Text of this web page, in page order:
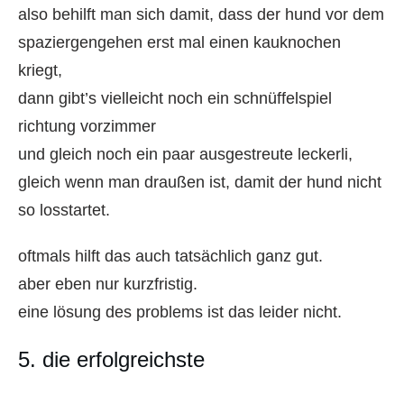
also behilft man sich damit, dass der hund vor dem
spaziergengehen erst mal einen kauknochen
kriegt,
dann gibt’s vielleicht noch ein schnüffelspiel
richtung vorzimmer
und gleich noch ein paar ausgestreute leckerli,
gleich wenn man draußen ist, damit der hund nicht
so losstartet.
oftmals hilft das auch tatsächlich ganz gut.
aber eben nur kurzfristig.
eine lösung des problems ist das leider nicht.
5. die erfolgreichste